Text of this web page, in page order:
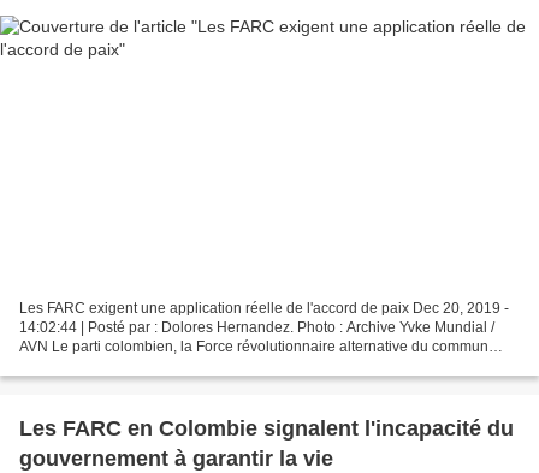
Les FARC exigent une application réelle de l'accord de paix Dec 20, 2019 -
14:02:44 | Posté par : Dolores Hernandez. Photo : Archive Yvke Mundial /
AVN Le parti colombien, la Force révolutionnaire alternative du commun
Les FARC en Colombie signalent l'incapacité du
gouvernement à garantir la vie